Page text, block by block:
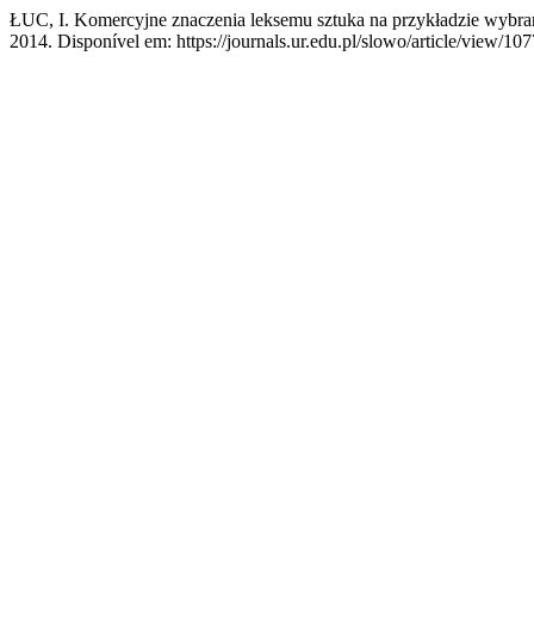
ŁUC, I. Komercyjne znaczenia leksemu sztuka na przykładzie
2014. Disponível em: https://journals.ur.edu.pl/slowo/article/view/